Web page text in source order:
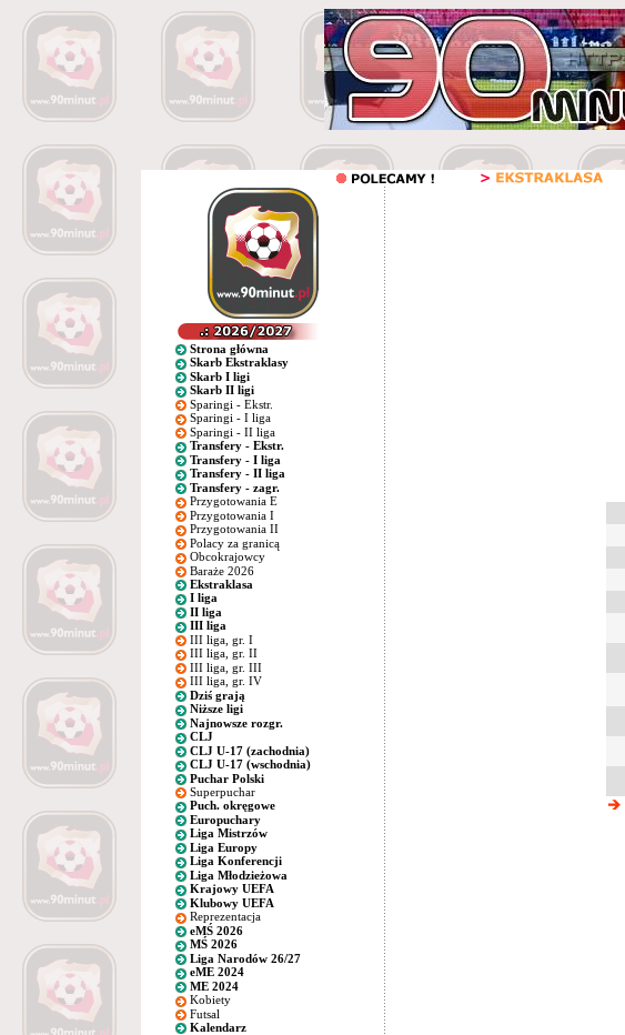
Strona główna
Skarb Ekstraklasy
Skarb I ligi
Skarb II ligi
Sparingi - Ekstr.
Sparingi - I liga
Sparingi - II liga
Transfery - Ekstr.
Transfery - I liga
Transfery - II liga
Transfery - zagr.
Przygotowania E
Przygotowania I
Przygotowania II
Polacy za granicą
Obcokrajowcy
Baraże 2026
Ekstraklasa
I liga
II liga
III liga
III liga, gr. I
III liga, gr. II
III liga, gr. III
III liga, gr. IV
Dziś grają
Niższe ligi
Najnowsze rozgr.
CLJ
CLJ U-17 (zachodnia)
CLJ U-17 (wschodnia)
Puchar Polski
Superpuchar
Puch. okręgowe
Europuchary
Liga Mistrzów
Liga Europy
Liga Konferencji
Liga Młodzieżowa
Krajowy UEFA
Klubowy UEFA
Reprezentacja
eMŚ 2026
MŚ 2026
Liga Narodów 26/27
eME 2024
ME 2024
Kobiety
Futsal
Kalendarz